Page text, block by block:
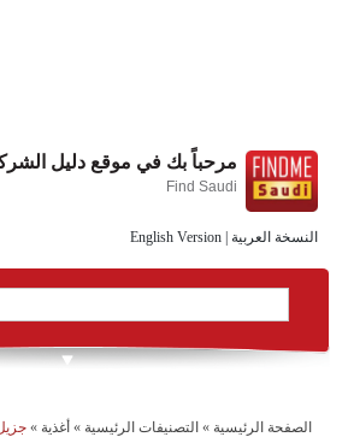
النسخة العربية English Version
مرحباً بك في موقع دليل
Find Saudi
الصفحة الرئيسية » التصنيفات الرئيسية » أغذية »